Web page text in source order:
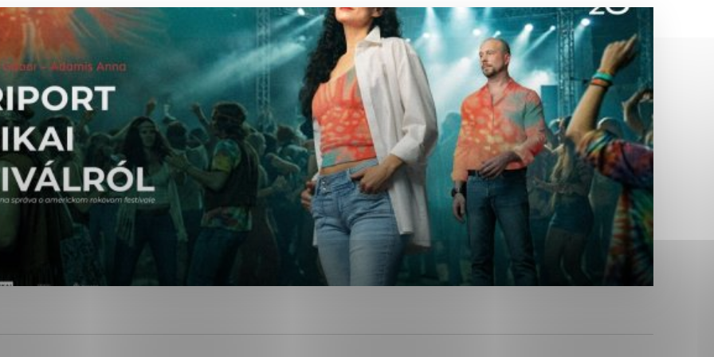
ktorú chcete povoliť
Analytické cookies
pre prevádzku nevyhnutné a pomáhajú urobiť webové stránky uplatniteľnými tým,
ako je navigácia na stránke a prístup k zabezpečeným oblastiam webovej
cookie nemôže web správne fungovať.
Analytické cookies
prevádzkovateľovi stránok pochopiť, ako návštevníci stránok stránku používajú,
a ponúknuť im lepšiu skúsenosť. Všetky dáta sa zbierajú anonymne a nie je
osobou.
Viac informácií